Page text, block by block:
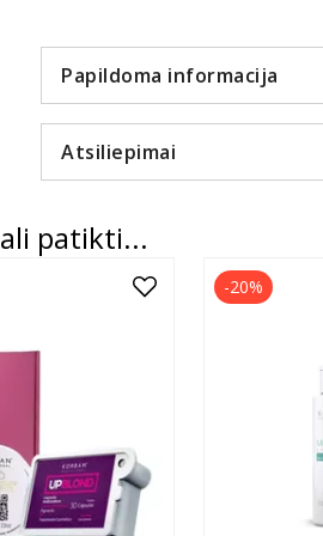
Papildoma informacija
Atsiliepimai
patikti...
-20%